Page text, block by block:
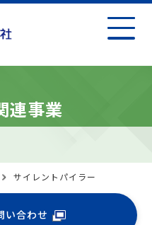
連事業
サイレントパイラー
い合わせ